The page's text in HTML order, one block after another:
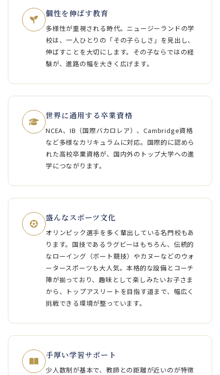
個性を伸ばす教育
多様性が重視される時代。ニュージーランドの学
校は、一人ひとりの「その子らしさ」を見出し、
伸ばすことを大切にします。その子ならではの経
験が、進路の幅を大きく広げます。
世界に通用する卒業資格
NCEA、IB（国際バカロレア）、Cambridge資格
など多様なカリキュラムに対応。国際的に認めら
れた高校卒業資格が、国内外のトップ大学への進
学につながります。
盛んなスポーツ文化
オリンピック選手を多く輩出している名門校もあ
ります。国技であるラグビーはもちろん、伝統的
なローイング（ボート競技）やカヌーなどのウォ
ータースポーツも大人気。本格的な設備とコーチ
陣が揃っており、趣味として楽しみたいお子さま
から、トップアスリートを目指す道まで、幅広く
挑戦できる環境が整っています。
手厚い学習サポート
少人数制が基本で、教師との距離が近いのが特徴